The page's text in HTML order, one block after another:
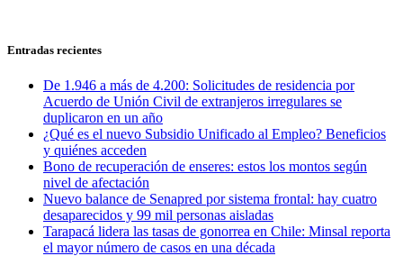
Entradas recientes
De 1.946 a más de 4.200: Solicitudes de residencia por
Acuerdo de Unión Civil de extranjeros irregulares se
duplicaron en un año
¿Qué es el nuevo Subsidio Unificado al Empleo? Beneficios
y quiénes acceden
Bono de recuperación de enseres: estos los montos según
nivel de afectación
Nuevo balance de Senapred por sistema frontal: hay cuatro
desaparecidos y 99 mil personas aisladas
Tarapacá lidera las tasas de gonorrea en Chile: Minsal reporta
el mayor número de casos en una década